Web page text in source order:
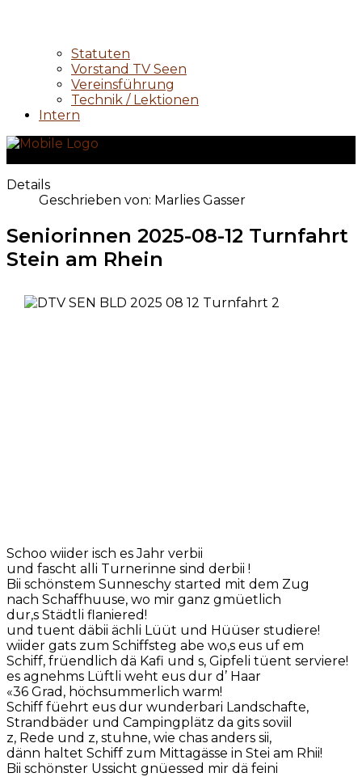
Statuten
Vorstand TV Seen
Vereinsführung
Technik / Lektionen
Intern
Details
Geschrieben von: Marlies Gasser
Seniorinnen 2025-08-12 Turnfahrt
Stein am Rhein
Schoo wiider isch es Jahr verbii
und fascht alli Turnerinne sind derbii !
Bii schönstem Sunneschy started mit dem Zug
nach Schaffhuuse, wo mir ganz gmüetlich
dur,s Städtli flaniered!
und tuent däbii ächli Lüüt und Hüüser studiere!
wiider gats zum Schiffsteg abe wo,s eus uf em
Schiff, früendlich dä Kafi und s, Gipfeli tüent serviere!
es agnehms Lüftli weht eus dur d’ Haar
«36 Grad, höchsummerlich warm!
Schiff füehrt eus dur wunderbari Landschafte,
Strandbäder und Campingplätz da gits soviil
z, Rede und z, stuhne, wie chas anders sii,
dänn haltet Schiff zum Mittagässe in Stei am Rhii!
Bii schönster Ussicht gnüessed mir dä feini